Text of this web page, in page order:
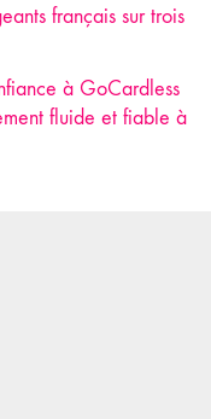
français sur trois
à GoCardless
fluide et fiable à